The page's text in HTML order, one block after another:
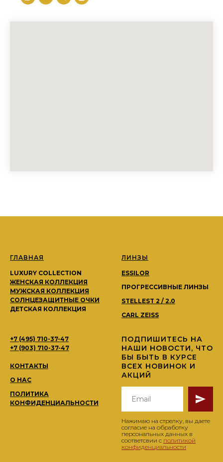
ГЛАВНАЯ
LUXURY COLLECTION
ЖЕНСКАЯ КОЛЛЕКЦИЯ
МУЖСКАЯ КОЛЛЕКЦИЯ
СОЛНЦЕЗАЩИТНЫЕ ОЧКИ
ДЕТСКАЯ КОЛЛЕКЦИЯ
ЛИНЗЫ
ESSILOR
ПРОГРЕССИВНЫЕ ЛИНЗЫ
STELLEST 2 / 2.0
CARL ZEISS
+7 (495) 710-37-47
+7 (903) 710-37-47
КОНТАКТЫ
О НАС
ПОЛИТИКА
КОНФИДЕНЦИАЛЬНОСТИ
ПОДПИШИТЕСЬ НА
НАШИ НОВОСТИ, ЧТО
БЫ БЫТЬ В КУРСЕ
ВСЕХ НОВИНОК И
АКЦИЙ
Нажимаю на стрелку, вы даете
согласие на обработку
персональных данных в
соответсвии с политикой
конфиденциальности